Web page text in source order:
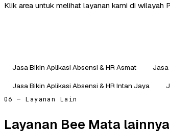
Klik area untuk melihat layanan kami di wilayah
Jasa Bikin Aplikasi Absensi & HR Asmat Jasa
Jasa Bikin Aplikasi Absensi & HR Intan Jaya
06 — Layanan Lain
Layanan Bee Mata